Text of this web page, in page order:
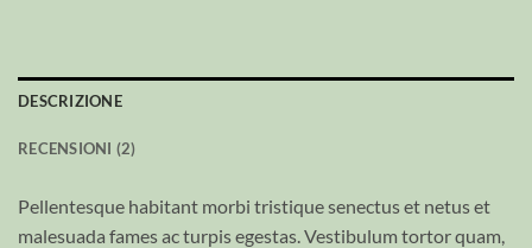
DESCRIZIONE
RECENSIONI (2)
Pellentesque habitant morbi tristique senectus et netus et
malesuada fames ac turpis egestas. Vestibulum tortor quam,